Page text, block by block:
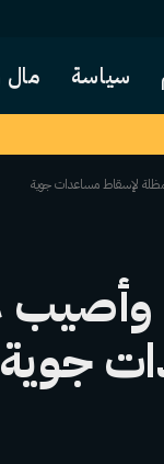
سياسة مال
لإسقاط مساعدات جوية
جوية